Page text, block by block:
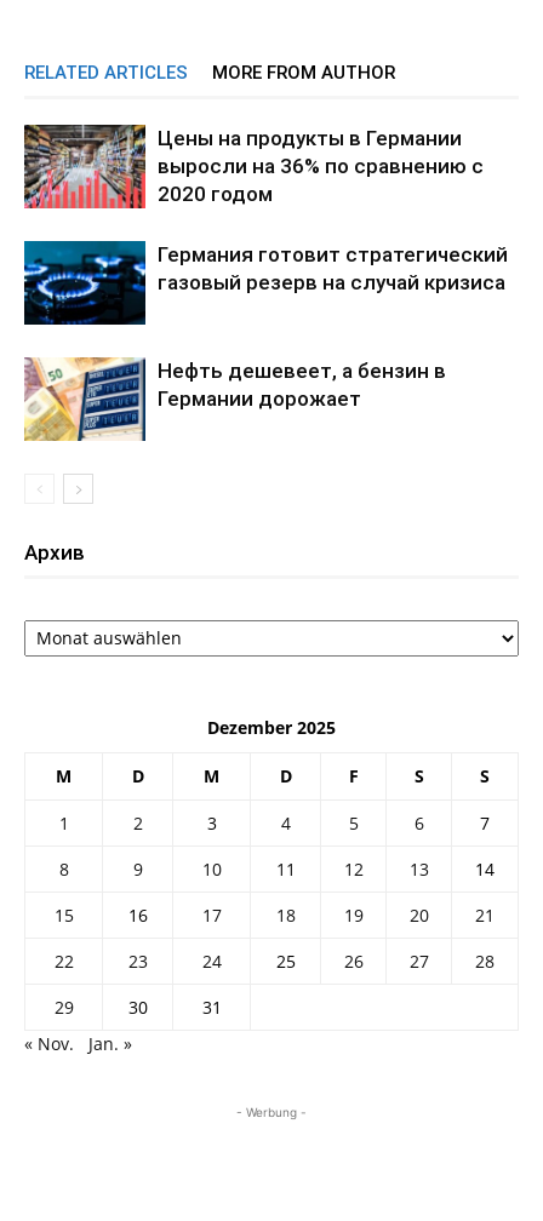
RELATED ARTICLES MORE FROM AUTHOR
Цены на продукты в Германии
выросли на 36% по сравнению с
2020 годом
Германия готовит стратегический
газовый резерв на случай кризиса
Нефть дешевеет, а бензин в
Германии дорожает
Архив
Архив
Dezember 2025
M D M D F S S
1 2 3 4 5 6
7
8
9 10 11 12 13
14
15
16 17 18 19 20
21
22
23 24 25 26 27
28
29
30
31
« Nov.
Jan. »
- Werbung -